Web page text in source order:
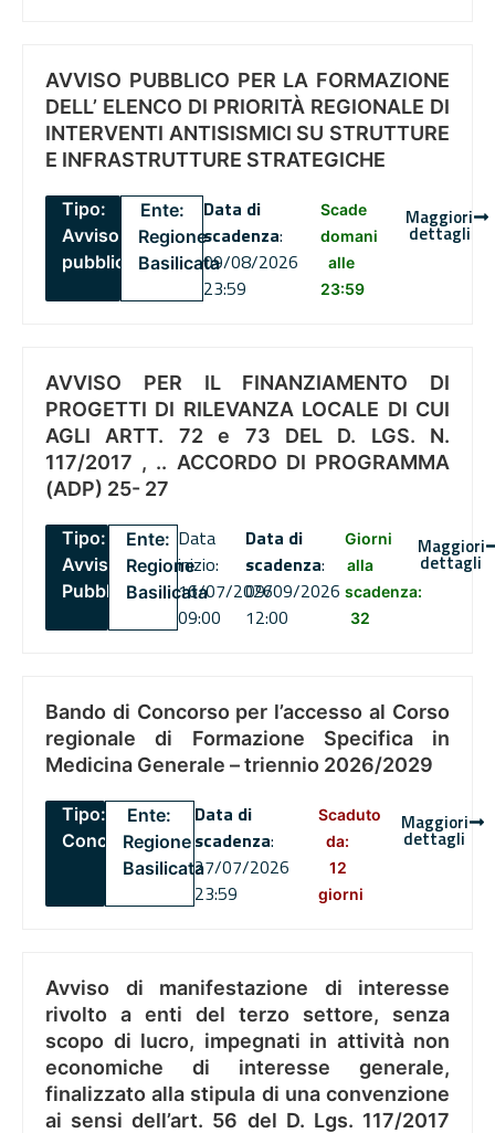
AVVISO PUBBLICO PER LA FORMAZIONE
DELL’ ELENCO DI PRIORITÀ REGIONALE DI
INTERVENTI ANTISISMICI SU STRUTTURE
E INFRASTRUTTURE STRATEGICHE
Tipo:
Avviso
pubblico
Ente:
Regione
Basilicata
Data di
scadenza:
09/08/2026
23:59
Scade
domani
alle
23:59
Maggiori
dettagli
AVVISO PER IL FINANZIAMENTO DI
PROGETTI DI RILEVANZA LOCALE DI CUI
AGLI ARTT. 72 e 73 DEL D. LGS. N.
117/2017 , .. ACCORDO DI PROGRAMMA
(ADP) 25- 27
Tipo:
Avviso
Pubblico
Ente:
Regione
Basilicata
Data
inizio:
16/07/2026
09:00
Data di
scadenza:
09/09/2026
12:00
Giorni
alla
scadenza:
32
Maggiori
dettagli
Bando di Concorso per l’accesso al Corso
regionale di Formazione Specifica in
Medicina Generale – triennio 2026/2029
Tipo:
Concorsi
Ente:
Regione
Basilicata
Data di
scadenza:
27/07/2026
23:59
Scaduto
da:
12
giorni
Maggiori
dettagli
Avviso di manifestazione di interesse
rivolto a enti del terzo settore, senza
scopo di lucro, impegnati in attività non
economiche di interesse generale,
finalizzato alla stipula di una convenzione
ai sensi dell’art. 56 del D. Lgs. 117/2017